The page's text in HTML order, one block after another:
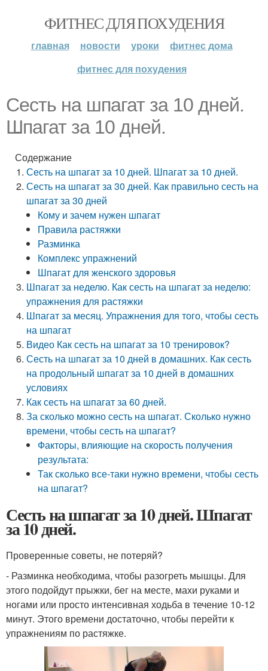
ФИТНЕС ДЛЯ ПОХУДЕНИЯ
главная новости уроки
фитнес дома
фитнес для похудения
Сесть на шпагат за 10 дней.
Шпагат за 10 дней.
Содержание
Сесть на шпагат за 10 дней. Шпагат за 10 дней.
Сесть на шпагат за 30 дней. Как правильно сесть на
шпагат за 30 дней
Кому и зачем нужен шпагат
Правила растяжки
Разминка
Комплекс упражнений
Шпагат для женского здоровья
Шпагат за неделю. Как сесть на шпагат за неделю:
упражнения для растяжки
Шпагат за месяц. Упражнения для того, чтобы сесть
на шпагат
Видео Как сесть на шпагат за 10 тренировок?
Сесть на шпагат за 10 дней в домашних. Как сесть
на продольный шпагат за 10 дней в домашних
условиях
Как сесть на шпагат за 60 дней.
За сколько можно сесть на шпагат. Сколько нужно
времени, чтобы сесть на шпагат?
Факторы, влияющие на скорость получения
результата:
Так сколько все-таки нужно времени, чтобы сесть
на шпагат?
Сесть на шпагат за 10 дней. Шпагат
за 10 дней.
Проверенные советы, не потеряй?
- Разминка необходима, чтобы разогреть мышцы. Для
этого подойдут прыжки, бег на месте, махи руками и
ногами или просто интенсивная ходьба в течение 10-12
минут. Этого времени достаточно, чтобы перейти к
упражнениям по растяжке.